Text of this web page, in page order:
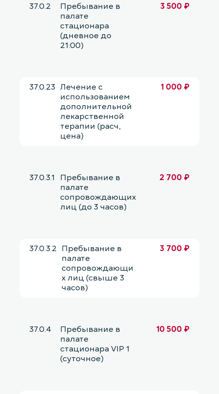
37.0.2
Пребывание в
палате
стационара
(дневное до
21:00)
3 500 ₽
37.0.23 Лечение с
использованием
дополнительной
лекарственной
терапии (расч,
цена)
1 000 ₽
37.0.3.1
Пребывание в
палате
сопровождающих
лиц (до 3 часов)
2 700 ₽
37.0.3.2 Пребывание в
палате
сопровождающи
х лиц (свыше 3
часов)
3 700 ₽
37.0.4
Пребывание в
палате
стационара VIP 1
(суточное)
10 500 ₽